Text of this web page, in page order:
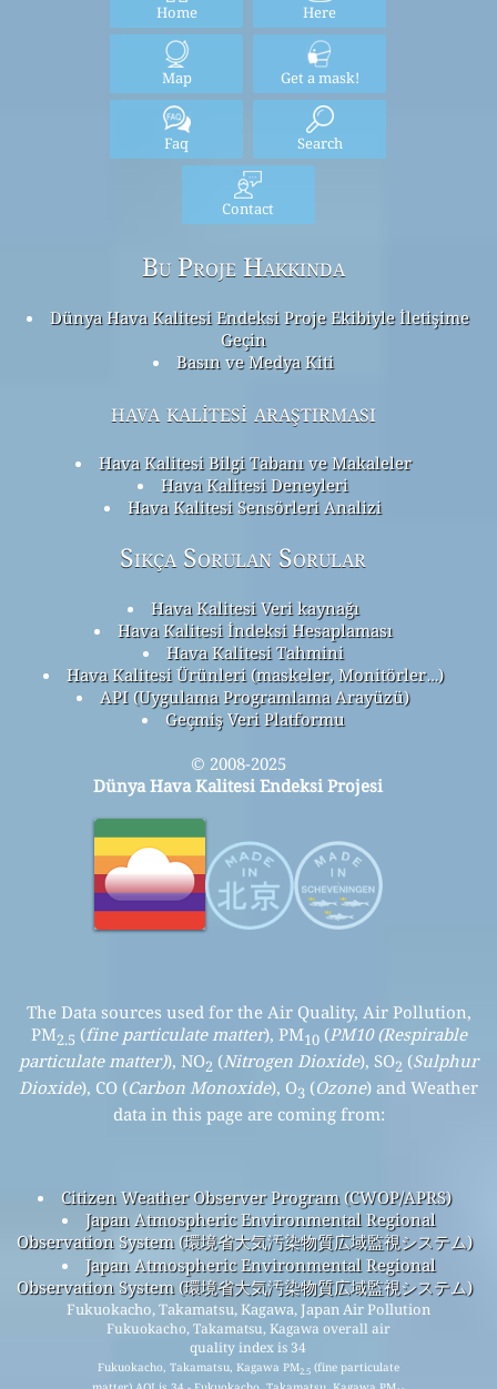
Home Here
Map Get a mask!
Faq Search
Contact
Bu Proje Hakkında
Dünya Hava Kalitesi Endeksi Proje Ekibiyle İletişime
Geçin
Basın ve Medya Kiti
hava kalitesi araştırması
Hava Kalitesi Bilgi Tabanı ve Makaleler
Hava Kalitesi Deneyleri
Hava Kalitesi Sensörleri Analizi
Sıkça Sorulan Sorular
Hava Kalitesi Veri kaynağı
Hava Kalitesi İndeksi Hesaplaması
Hava Kalitesi Tahmini
Hava Kalitesi Ürünleri (maskeler, Monitörler…)
API (Uygulama Programlama Arayüzü)
Geçmiş Veri Platformu
© 2008-2025
Dünya Hava Kalitesi Endeksi Projesi
The Data sources used for the Air Quality, Air Pollution,
PM2.5 (fine particulate matter), PM10(PM10 (Respirable
particulate matter)), NO2 (Nitrogen Dioxide), SO2 (Sulphur
Dioxide), CO (Carbon Monoxide), O3 (Ozone) and Weather
data in this page are coming from:
Citizen Weather Observer Program (CWOP/APRS)
Japan Atmospheric Environmental Regional
Observation System (環境省大気汚染物質広域監視システム)
Japan Atmospheric Environmental Regional
Observation System (環境省大気汚染物質広域監視システム)
Fukuokacho, Takamatsu, Kagawa, Japan Air Pollution
Fukuokacho, Takamatsu, Kagawa overall air
quality index is 34
Fukuokacho, Takamatsu, Kagawa PM2.5(fine particulate